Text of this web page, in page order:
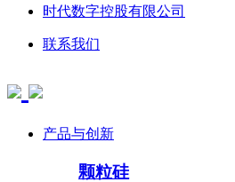
时代数字控股有限公司
联系我们
产品与创新
颗粒硅